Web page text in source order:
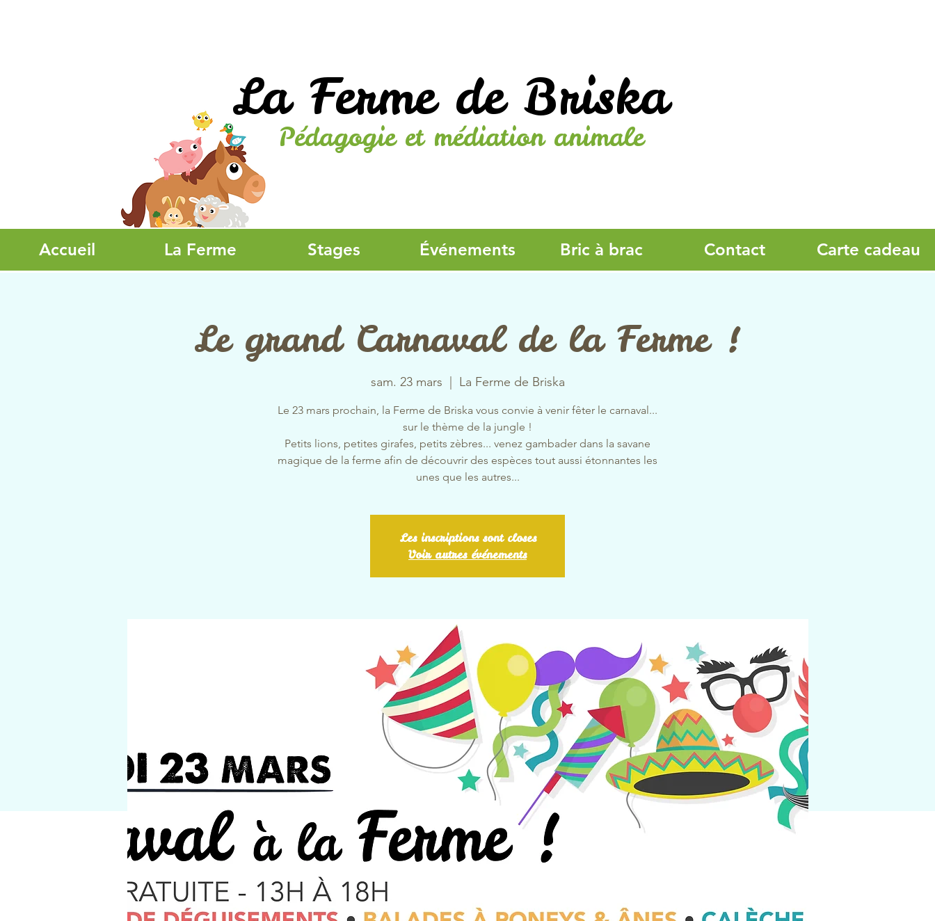
La Ferme de Briska
Pédagogie et médiation animale
Accueil La Ferme Stages Événements Bric à brac Contact Carte cadeau
Le grand Carnaval de la Ferme !
sam. 23 mars La Ferme de Briska
Le 23 mars prochain, la Ferme de Briska vous convie à venir fêter le carnaval...
sur le thème de la jungle !
Petits lions, petites girafes, petits zèbres... venez gambader dans la savane
magique de la ferme afin de découvrir des espèces tout aussi étonnantes les
unes que les autres...
Les inscriptions sont closes
Voir autres événements